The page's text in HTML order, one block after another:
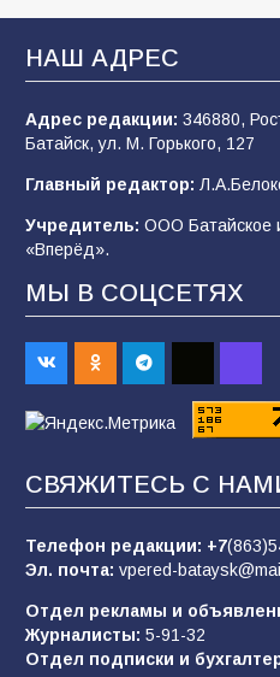
образовательного
05.08.2026
В Батайске
95 04.08.2026
деле происходит в
2026 года
93 03.08.2026
пропагандистский
«Слухами Москву не
заявления Киева о
отчаяние, а не разведка
НАШ АДРЕС
Адрес редакции: 346880,
Батайск, ул. М. Горького, 127
Главный редактор:
Учредитель: ООО Батайское
«Вперёд».
МЫ В СОЦСЕТЯХ
СВЯЖИТЕСЬ С
Телефон редакции: +7
Эл. почта: vpered-
Отдел рекламы и
Журналисты: 5-91-32
Отдел подписки и